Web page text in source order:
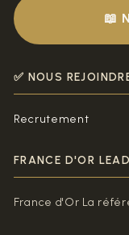
📖
✅ NOUS
Recrutement
FRANCE D'OR
France d'Or La